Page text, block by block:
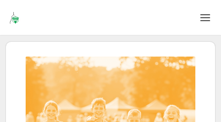
Home
Login
Sprache
Hilfe & Info